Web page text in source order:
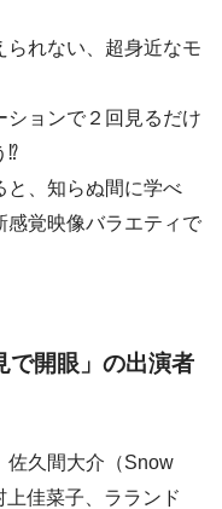
れない、超身近なモ
ションで２回見るだけ
⁉
と、知らぬ間に学べ
感覚映像バラエティで
で開眼」の出演者
佐久間大介（Snow
佳菜子、ラランド